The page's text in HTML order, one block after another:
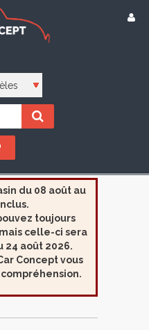
du 08 août au
toujours
celle-ci sera
24 août 2026.
Concept vous